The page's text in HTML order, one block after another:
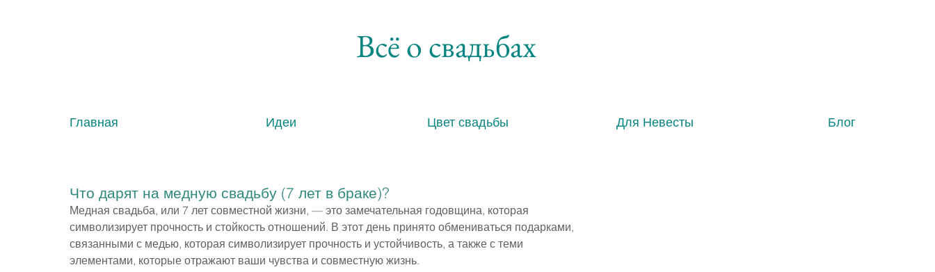
Всё о свадьбах
Главная Идеи Цвет свадьбы Для Невесты Блог
Что дарят на медную свадьбу (7 лет в браке)?
Медная свадьба, или 7 лет совместной жизни, — это замечательная годовщина, которая
символизирует прочность и стойкость отношений. В этот день принято обмениваться подарками,
связанными с медью, которая символизирует прочность и устойчивость, а также с теми
элементами, которые отражают ваши чувства и совместную жизнь.